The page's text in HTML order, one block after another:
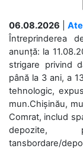
06.08.2026
Întreprinderea
anunță: la
strigare privind
până la 3 ani, a
tehnologic,
mun.Chișinău,
Comrat, includ
depozite,
tansbordare/